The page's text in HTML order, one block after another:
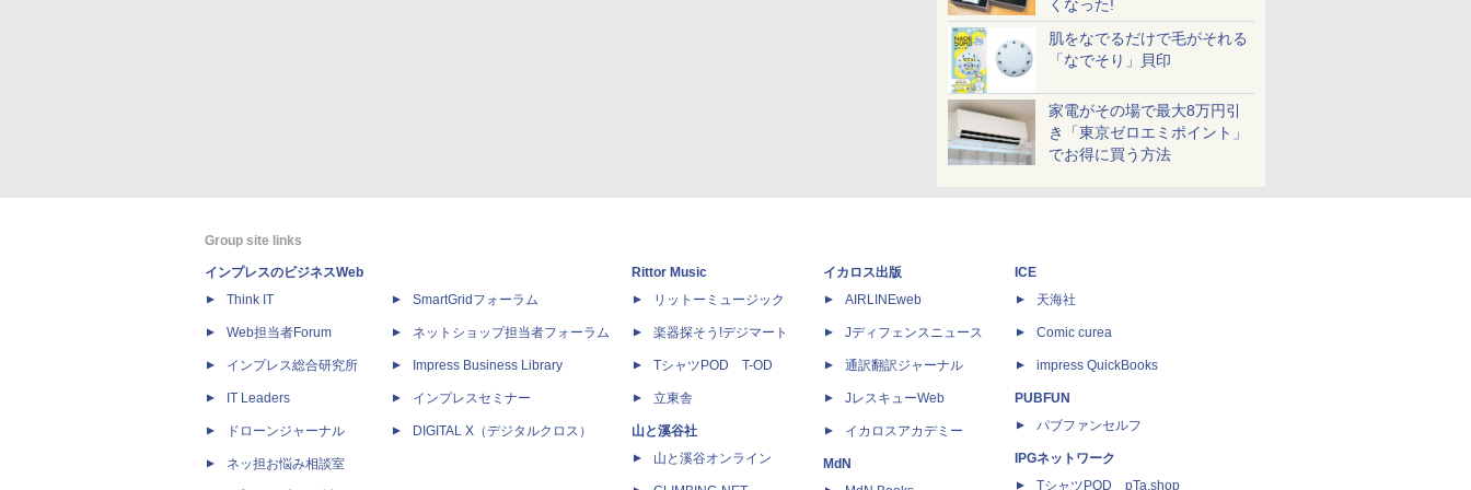
くなった!
肌をなでるだけで毛がそれる
「なでそり」貝印
家電がその場で最大8万円引
き「東京ゼロエミポイント」
でお得に買う方法
Group site links
インプレスのビジネスWeb
Think IT
Web担当者Forum
インプレス総合研究所
IT Leaders
ドローンジャーナル
ネッ担お悩み相談室
SmartGridフォーラム
ネットショップ担当者フォーラム
Impress Business Library
インプレスセミナー
DIGITAL X（デジタルクロス）
Rittor Music
リットーミュージック
楽器探そう!デジマート
TシャツPOD T-OD
立東舎
山と溪谷社
山と溪谷オンライン
イカロス出版
AIRLINEweb
Jディフェンスニュース
通訳翻訳ジャーナル
JレスキューWeb
イカロスアカデミー
MdN
ICE
天海社
Comic curea
impress QuickBooks
PUBFUN
パブファンセルフ
IPGネットワーク
TシャツPOD pTa.shop